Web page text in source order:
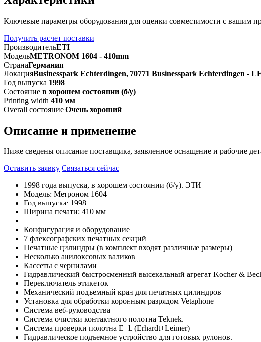
Ключевые параметры оборудования для оценки совместимости с вашим
Получить расчет поставки
ПроизводительETI
МодельMETRONOM 1604 - 410mm
СтранаГермания
ЛокацияBusinesspark Echterdingen, 70771 Businesspark Echterdingen -
Год выпуска 1998
Состояние в хорошем состоянии (б/у)
Printing width 410 мм
Overall состояние Очень хороший
Описание и применение
Ниже сведены описание поставщика, заявленное оснащение и рабочие
Оставить заявку Связаться сейчас
1998 года выпуска, в хорошем состоянии (б/у). ЭТИ
Модель: Метроном 1604
Год выпуска: 1998.
Ширина печати: 410 мм
Конфигурация и оборудование
7 флексографских печатных секций
Печатные цилиндры (в комплект входят различные размеры)
Несколько анилоксовых валиков
Кассеты с чернилами
Гидравлический быстросменный высекальный агрегат Kocher &
Переключатель этикеток
Механический подъемный кран для печатных цилиндров
Установка для обработки коронным разрядом Vetaphone
Система веб-руководства
Система очистки контактного полотна Teknek.
Система проверки полотна E+L (Erhardt+Leimer)
Гидравлическое подъемное устройство для готовых рулонов.